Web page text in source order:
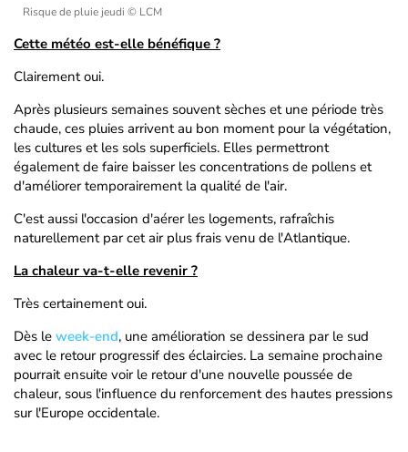
Risque de pluie jeudi © LCM
Cette météo est-elle bénéfique ?
Clairement oui.
Après plusieurs semaines souvent sèches et une période très
chaude, ces pluies arrivent au bon moment pour la végétation,
les cultures et les sols superficiels. Elles permettront
également de faire baisser les concentrations de pollens et
d'améliorer temporairement la qualité de l'air.
C'est aussi l'occasion d'aérer les logements, rafraîchis
naturellement par cet air plus frais venu de l'Atlantique.
La chaleur va-t-elle revenir ?
Très certainement oui.
Dès le week-end, une amélioration se dessinera par le sud
avec le retour progressif des éclaircies. La semaine prochaine
pourrait ensuite voir le retour d'une nouvelle poussée de
chaleur, sous l'influence du renforcement des hautes pressions
sur l'Europe occidentale.